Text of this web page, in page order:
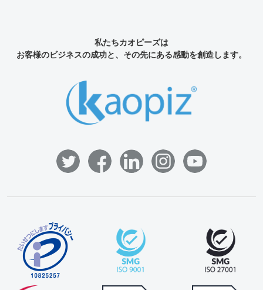
私たちカオピーズは
お客様のビジネスの成功と、その先にある感動を創造します。